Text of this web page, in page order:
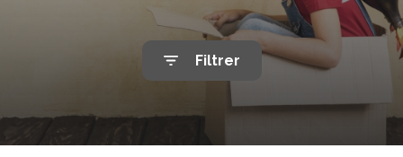
clients
Cartes
Filtrer